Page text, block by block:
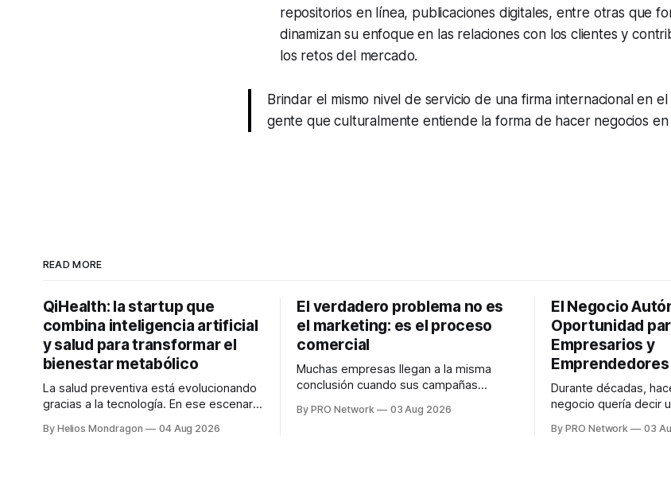
repositorios en línea, publicaciones digitales, entre otras que
dinamizan su enfoque en las relaciones con los clientes y
los retos del mercado.
Brindar el mismo nivel de servicio de una firma internacional en
gente que culturalmente entiende la forma de hacer negocios en
READ MORE
QiHealth: la startup que
combina inteligencia artificial
y salud para transformar el
bienestar metabólico
La salud preventiva está evolucionando
gracias a la tecnología. En ese escenario
desarrolla un ecosistema digital capaz
By Helios Mondragon 04 Aug 2026
El verdadero problema no es
el marketing: es el proceso
comercial
Muchas empresas llegan a la misma
conclusión cuando sus campañas
marketing no funciona". Sin embargo,
By PRO Network 03 Aug 2026
El Negocio
Oportunidad
Empresarios y
Emprendedores
Durante décadas,
negocio quería decir
anuncios, un
By PRO Network 03